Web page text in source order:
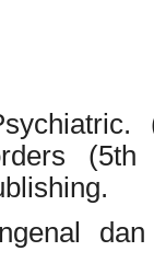
(5th